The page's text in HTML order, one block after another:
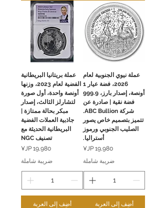
عملة نيوي الجنوبية لعام
2026، فضة عيار 1
أونصة، إصدار بارز، 999.9
فضة نقية | صادرة عن
شركة ABC Bullion.
تتميز بتصميم خاص يصور
الصليب الجنوبي ورموز
أستراليا.
السعر
ضريبة شاملة
أضِف إلى العربة
عملة بريتانيا البريطانية
الفضية لعام 2023، وزنها
أونصة واحدة، أول صورة
لتشارلز الثالث، إصدار
مبكر بحالة ممتازة |
جاذبية العملات الفضية
البريطانية الحديثة مع
تصنيف NGC
السعر
ضريبة شاملة
أضِف إلى العربة